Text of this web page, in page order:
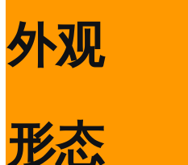
外观
形态